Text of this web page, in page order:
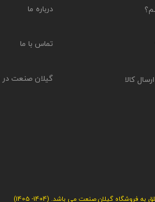
کالا
گیلان صنعت می باشد. (1404- 1405)
درباره ما
تماس با ما
گیلان صنعت در